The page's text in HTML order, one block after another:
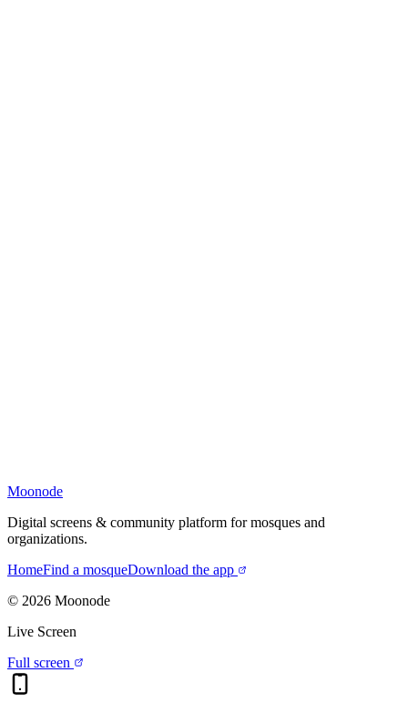
Moonode
Digital screens & community platform for mosques and
organizations.
HomeFind a mosqueDownload the app
© 2026 Moonode
Live Screen
Full screen